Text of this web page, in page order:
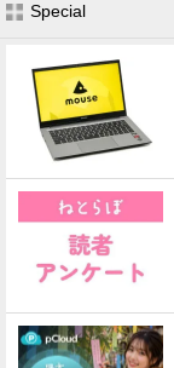
Special